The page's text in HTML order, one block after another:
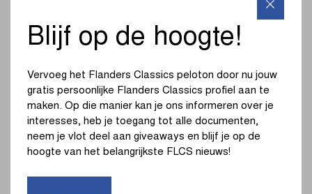
5. Marvin Peters
6. Gilles Dockx
7. Lukas Vries
Corneel Vanslembrouck
9. Elmar Abma
Blijf op de hoogte!
Vervoeg het Flanders Classics peloton door nu jouw
gratis persoonlijke Flanders Classics profiel aan te
maken. Op die manier kan je ons informeren over je
interesses, heb je toegang tot alle documenten,
neem je vlot deel aan giveaways en blijf je op de
hoogte van het belangrijkste FLCS nieuws!